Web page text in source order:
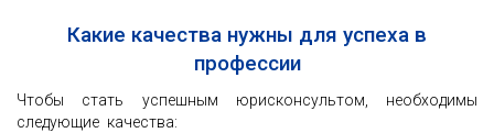
Какие качества нужны для успеха в
профессии
Чтобы стать успешным юрисконсультом, необходимы
следующие качества: